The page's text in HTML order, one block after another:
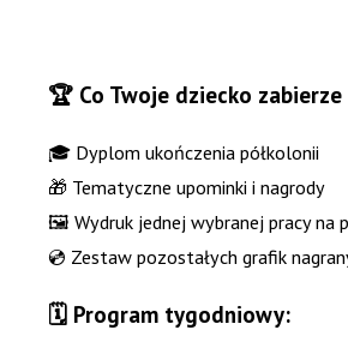
🏆 Co Twoje dziecko
🎓 Dyplom ukończenia półkolonii
🎁 Tematyczne upominki i nagrody
🖼 Wydruk jednej wybranej pracy na
💿 Zestaw pozostałych grafik
🗓 Program tygodniowy: